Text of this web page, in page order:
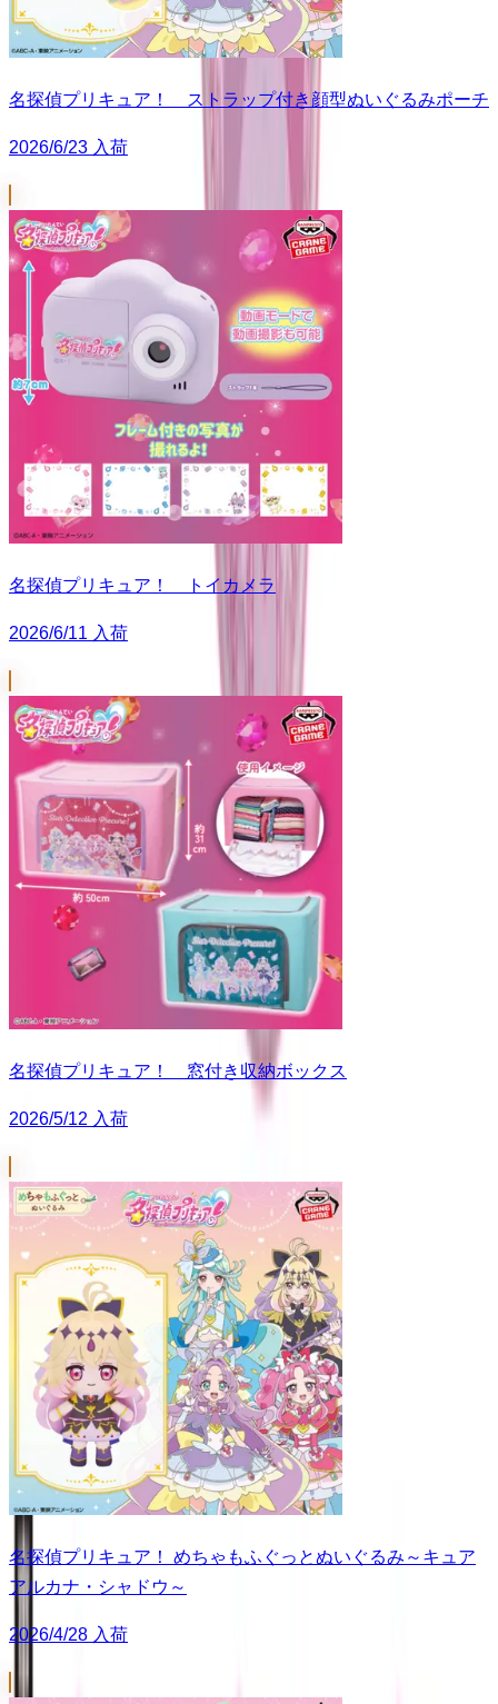
名探偵プリキュア！ ストラップ付き顔型ぬいぐるみポーチ
2026/6/23 入荷
名探偵プリキュア！ トイカメラ
2026/6/11 入荷
名探偵プリキュア！ 窓付き収納ボックス
2026/5/12 入荷
名探偵プリキュア！ めちゃもふぐっとぬいぐるみ～キュア
アルカナ・シャドウ～
2026/4/28 入荷